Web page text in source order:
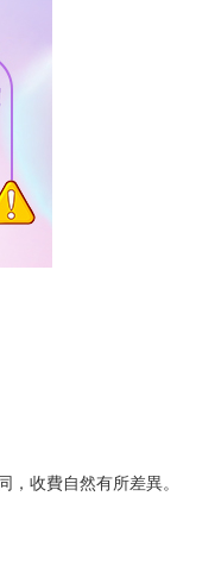
收費自然有所差異。